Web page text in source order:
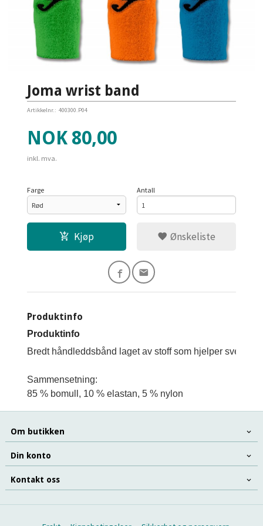
Joma wrist band
Artikkelnr.: 400300.P04
Pris
NOK 80,00
inkl. mva.
Farge Antall
Kjøp Ønskeliste
Produktinfo
Produktinfo
Bredt håndleddsbånd laget av stoff som hjelper
Sammensetning:
85 % bomull, 10 % elastan, 5 % nylon
Om butikken
Din konto
Kontakt oss